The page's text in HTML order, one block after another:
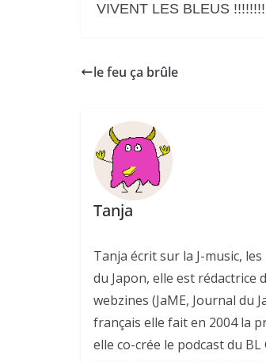
VIVENT LES BLEUS
le feu ça brûle
Tanja
Tanja écrit sur la J-music,
du Japon, elle est rédactrice
webzines (JaME, Journal du
français elle fait en 2004 la
elle co-crée le podcast du